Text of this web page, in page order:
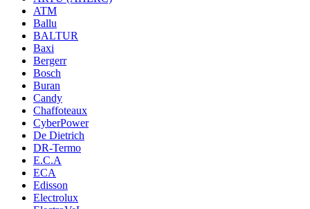
ATM
Ballu
BALTUR
Baxi
Bergerr
Bosch
Buran
Candy
Chaffoteaux
CyberPower
De Dietrich
DR-Termo
E.C.A
ECA
Edisson
Electrolux